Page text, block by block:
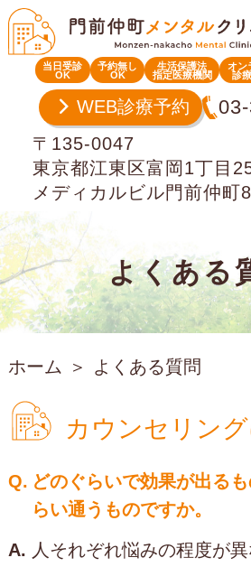
当日受診
OK
予約無し
OK
生活保護法
指定医療機関
オン
診
WEB診療予約
〒135-0047
東京都江東区富岡1丁目
メディカルビル門前仲町
よくある
ホーム よくある質問
カウンセリン
Q. どのぐらいで効果が出る
らい通うものですか。
A. 人それぞれ悩みの程度が